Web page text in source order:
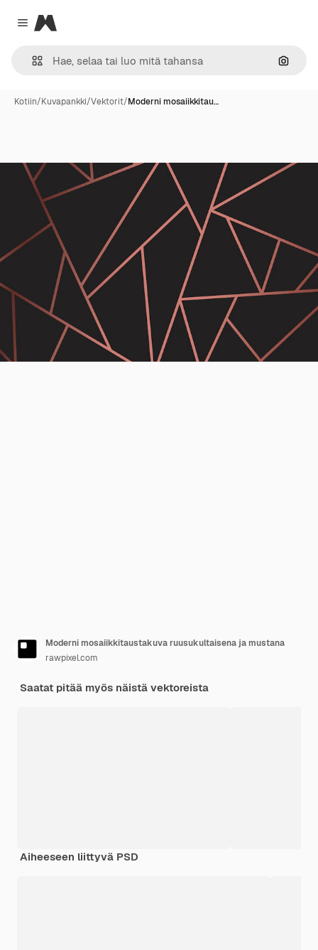
Close menu
Magnific
Hae
Kotiin/Kuvapankki/Vektorit/Moderni mosaiikkitau…
Moderni mosaiikkitaustakuva ruusukultaisena ja mustana
rawpixel.com
Saatat pitää myös näistä vektoreista
Aiheeseen liittyvä PSD